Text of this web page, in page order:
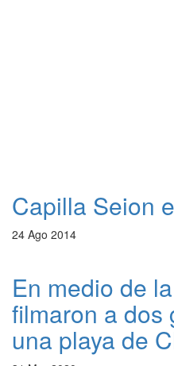
Capilla Seion
24 Ago 2014
En medio de
filmaron a dos
una playa de